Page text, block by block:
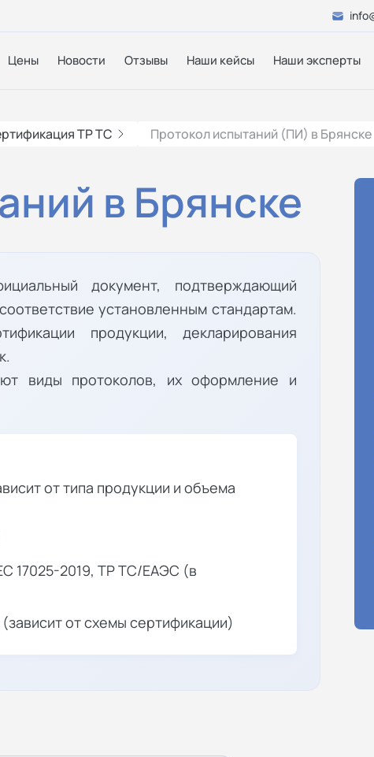
Цены Новости Отзывы Наши кейсы Наши эксперты
ТР ТС Протокол испытаний (ПИ) в Брянске
в Брянске
документ, подтверждающий
установленным стандартам.
продукции, декларирования
виды протоколов, их оформление и
от типа продукции и объема
17025-2019, ТР ТС/ЕАЭС (в
от схемы сертификации)